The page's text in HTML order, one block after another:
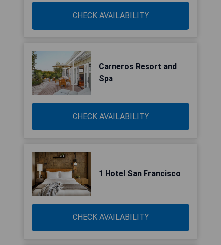
CHECK AVAILABILITY
Carneros Resort and
Spa
CHECK AVAILABILITY
1 Hotel San Francisco
CHECK AVAILABILITY